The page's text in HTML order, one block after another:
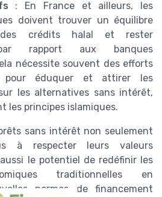
: En France et ailleurs, les
doivent trouver un équilibre
crédits halal et rester
rapport aux banques
nécessite souvent des efforts
pour éduquer et attirer les
les alternatives sans intérêt,
les principes islamiques.
sans intérêt non seulement
à respecter leurs valeurs
le potentiel de redéfinir les
traditionnelles en
normes de financement